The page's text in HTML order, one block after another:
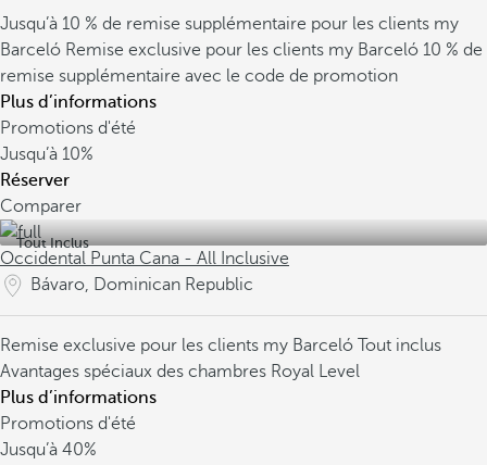
Jusqu’à 10 % de remise supplémentaire pour les clients my
Barceló Remise exclusive pour les clients my Barceló 10 % de
remise supplémentaire avec le code de promotion
Plus d’informations
Promotions d'été
Jusqu’à 10%
Réserver
Comparer
Tout Inclus
Occidental Punta Cana - All Inclusive
Bávaro, Dominican Republic
Remise exclusive pour les clients my Barceló Tout inclus
Avantages spéciaux des chambres Royal Level
Plus d’informations
Promotions d'été
Jusqu’à 40%